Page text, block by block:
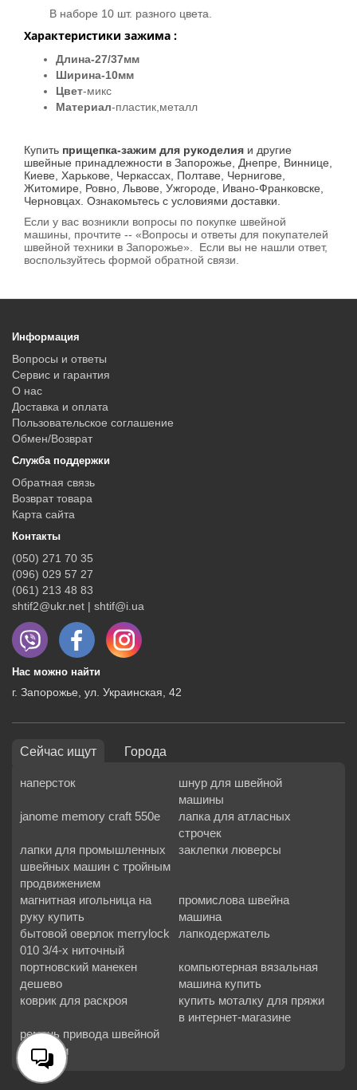
В наборе 10 шт. разного цвета.
Характеристики зажима :
Длина-27/37мм
Ширина-10мм
Цвет-микс
Материал-пластик,металл
Купить прищепка-зажим для рукоделия и другие
швейные принадлежности в Запорожье, Днепре, Виннице,
Киеве, Харькове, Черкассах, Полтаве, Чернигове,
Житомире, Ровно, Львове, Ужгороде, Ивано-Франковске,
Черновцах. Ознакомьтесь с условиями доставки.
Если у вас возникли вопросы по покупке швейной
машины, прочтите -- «Вопросы и ответы для покупателей
швейной техники в Запорожье». Если вы не нашли ответ,
воспользуйтесь формой обратной связи.
Информация
Вопросы и ответы
Сервис и гарантия
О нас
Доставка и оплата
Пользовательское соглашение
Обмен/Возврат
Служба поддержки
Обратная связь
Возврат товара
Карта сайта
Контакты
(050) 271 70 35
(096) 029 57 27
(061) 213 48 83
shtif2@ukr.net | shtif@i.ua
Нас можно найти
г. Запорожье, ул. Украинская, 42
Сейчас ищут Города
наперсток
шнур для швейной
машины
janome memory craft 550e
лапка для атласных
строчек
лапки для промышленных
швейных машин с тройным
продвижением
заклепки люверсы
магнитная игольница на
руку купить
промислова швейна
машина
бытовой оверлок merrylock
010 3/4-х ниточный
лапкодержатель
портновский манекен
дешево
компьютерная вязальная
машина купить
коврик для раскроя
купить моталку для пряжи
в интернет-магазине
ремень привода швейной
машинки